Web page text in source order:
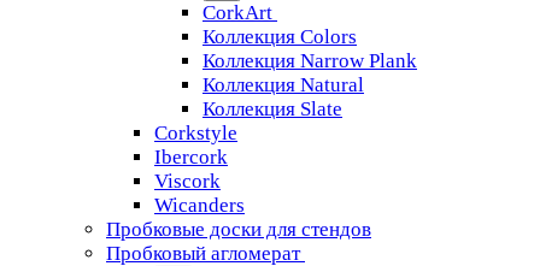
CorkArt
Коллекция Colors
Коллекция Narrow Plank
Коллекция Natural
Коллекция Slate
Corkstyle
Ibercork
Viscork
Wicanders
Пробковые доски для стендов
Пробковый агломерат